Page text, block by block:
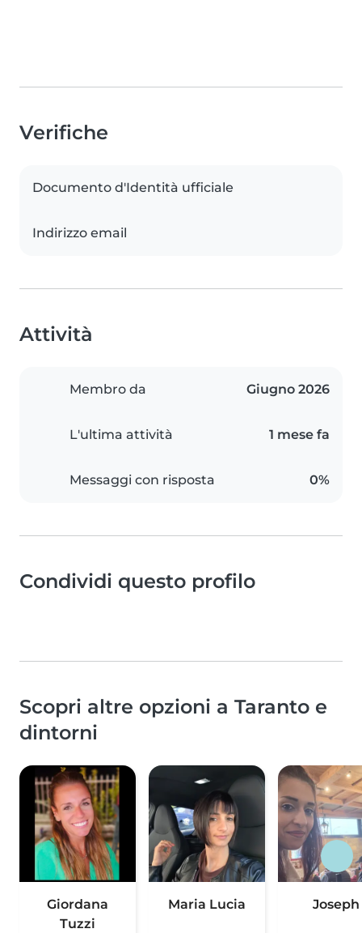
Verifiche
Documento d'Identità ufficiale
Indirizzo email
Attività
Membro da Giugno 2026
L'ultima attività 1 mese fa
Messaggi con risposta 0%
Condividi questo profilo
Scopri altre opzioni a Taranto e
dintorni
Giordana
Tuzzi
Maria Lucia Joseph